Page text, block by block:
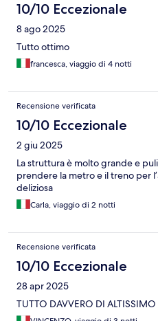
10/10 Eccezionale
8 ago 2025
Tutto ottimo
francesca, viaggio di 4 notti
Recensione verificata
10/10 Eccezionale
2 giu 2025
La struttura è molto grande e
prendere la metro e il treno per
deliziosa
Carla, viaggio di 2 notti
Recensione verificata
10/10 Eccezionale
28 apr 2025
TUTTO DAVVERO DI ALTISSIMO